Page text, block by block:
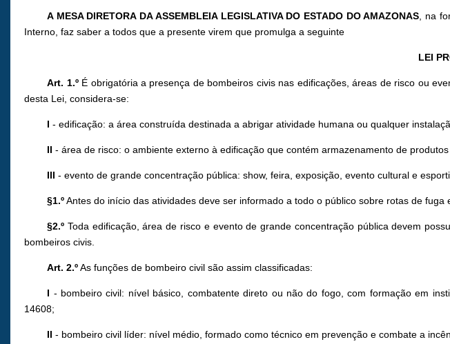
A MESA DIRETORA DA ASSEMBLEIA LEGISLATIVA DO ESTADO DO AMAZONAS , na
Interno, faz saber a todos que a presente virem que promulga a seguinte
LEI
Art. 1.ºÉ obrigatória a presença de bombeiros civis nas edificações, áreas de risco ou
desta Lei, considera-se:
I - edificação: a área construída destinada a abrigar atividade humana ou qualquer
II - área de risco: o ambiente externo à edificação que contém armazenamento de
III - evento de grande concentração pública: show, feira, exposição, evento cultural e
§1.ºAntes do início das atividades deve ser informado a todo o público sobre rotas de fuga
§2.º Toda edificação, área de risco e evento de grande concentração pública devem
bombeiros civis.
Art. 2.ºAs funções de bombeiro civil são assim classificadas:
I - bombeiro civil: nível básico, combatente direto ou não do fogo, com formação em
14608;
II - bombeiro civil líder: nível médio, formado como técnico em prevenção e combate a